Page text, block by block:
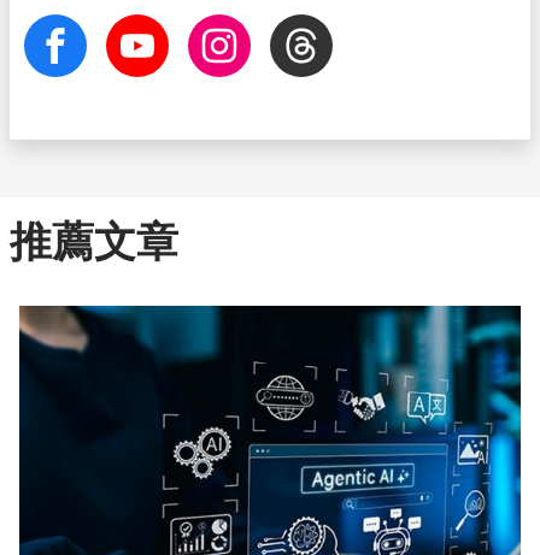
facebook Youtube InstagramThreads
推薦文章